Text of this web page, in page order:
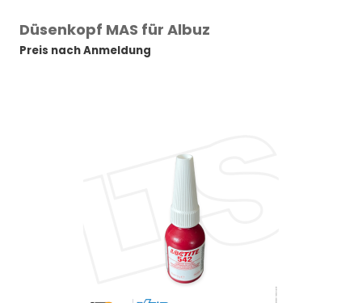
Düsenkopf MAS für Albuz
Preis nach Anmeldung